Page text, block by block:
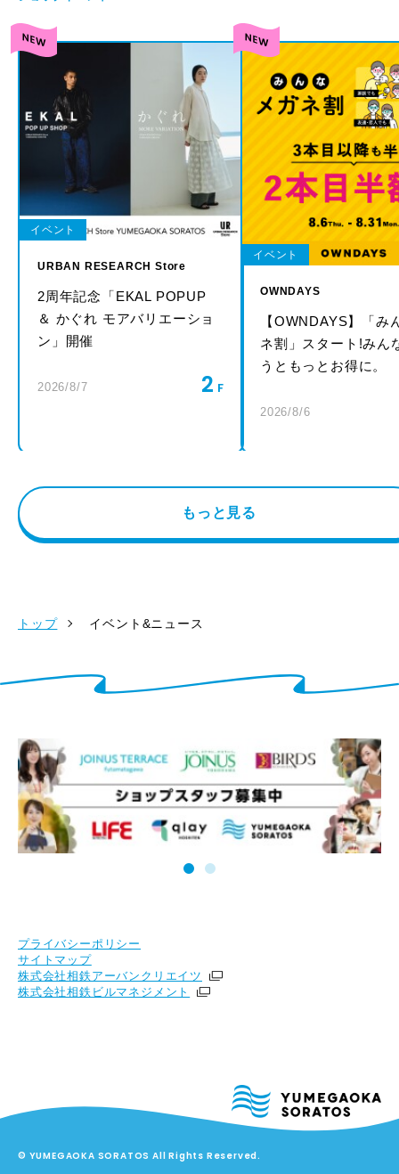
イベント
URBAN RESEARCH Store
2周年記念「EKAL POPUP
＆ かぐれ モアバリエーショ
ン」開催
2026/8/7 2
イベント
OWNDAYS
【OWNDAYS】「み
ネ割」スタート!みん
うともっとお得に。
2026/8/6
もっと見る
トップ イベント&ニュース
プライバシーポリシー
サイトマップ
株式会社相鉄アーバンクリエイツ
株式会社相鉄ビルマネジメント
© YUMEGAOKA SORATOS All Rights Reserved.